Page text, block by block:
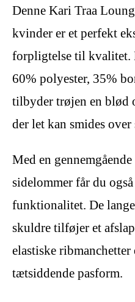
Denne Kari Traa
kvinder er et perfekt
forpligtelse til kvalitet.
60% polyester, 35%
tilbyder trøjen en blød
der let kan smides over
Med en
sidelommer får du
funktionalitet. De
skuldre tilføjer et
elastiske
tætsiddende pasform.